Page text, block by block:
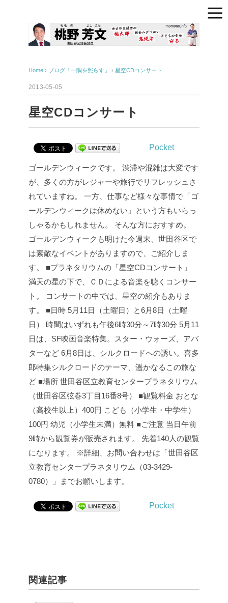
Home › ブログ「一隅を照らす」 › 星空CDコンサート
2013-05-05
星空CDコンサート
Pocket
ゴールデンウィークです。
渋滞や混雑は大変です
が、多くの方がレジャーや旅行でリフレッシュさ
れていますね。
一方、仕事など様々な事情で「ゴ
ールデンウィークは休めない」という方もいらっ
しゃるかもしれません。
そんな方におすすめ。
ゴールデンウィークも明けた今週末、世田谷区で
は素敵なイベントがありますので、ご紹介しま
す。
■プラネタリウムの「星空CDコンサート」
満天の星の下で、ＣＤによる音楽を聴くコンサー
ト。
コンサートの中では、星空の紹介もありま
す。
■日時 5月11日（土曜日）と6月8日（土曜
日）
時間はいずれも午後6時30分～7時30分 5月11
日は、SF映画音楽特集。スター・ウォーズ、アバ
ターなど 6月8日は、シルクロードへの誘い。喜多
郎特集シルクロードのテーマ、遥かなるこの旅な
ど ■場所 世田谷区立教育センタープラネタリウム
（世田谷区弦巻3丁目16番8号）
■観覧料金 おとな
（高校生以上）400円 こども（小学生・中学生）
100円 幼児（小学生未満）無料 ■ご注意 当日午前
9時から観覧券が販売されます。
先着140人の観覧
になります。
※詳細、お問い合わせは「世田谷区
立教育センタープラネタリウム（03-3429-
0780）」までお願いします。
Pocket
関連記事